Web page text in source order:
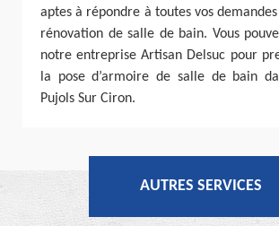
aptes à répondre à toutes vos
rénovation de salle de bain. Vous
notre entreprise Artisan Delsuc pour
la pose d’armoire de salle de bain
Pujols Sur Ciron.
AUTRES SERVICES